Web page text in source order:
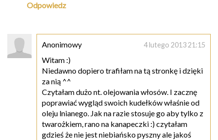
Odpowiedz
Anonimowy 4 lutego 2013 21:15
Witam :)
Niedawno dopiero trafiłam na tą stronkę i dzięki
za nią ^^
Czytałam dużo nt. olejowania włosów. I zacznę
poprawiać wygląd swoich kudełków właśnie od
oleju lnianego. Jak na razie stosuje go aby tylko z
twarożkiem, rano na kanapeczki :) czytałam
gdzieś że nie jest niebiańsko pyszny ale jakoś